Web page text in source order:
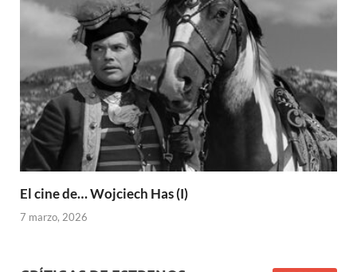
El cine de… Wojciech Has (I)
7 marzo, 2026